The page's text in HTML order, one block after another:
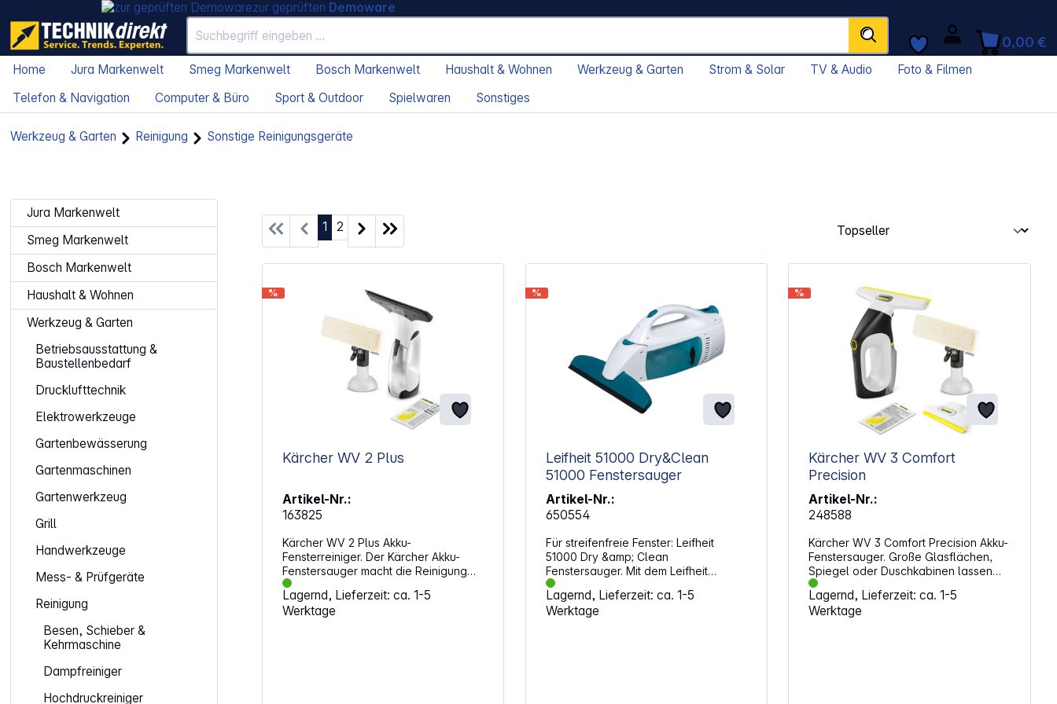
zur geprüften Demoware
0,00 €
Home Jura Markenwelt Smeg Markenwelt Bosch Markenwelt Haushalt & Wohnen Werkzeug & Garten Strom & Solar TV & Audio
Foto & Filmen
Telefon & Navigation
Computer & Büro Sport & Outdoor Spielwaren Sonstiges
Werkzeug & Garten Reinigung Sonstige Reinigungsgeräte
Jura Markenwelt
Smeg Markenwelt
Bosch Markenwelt
Haushalt & Wohnen
Werkzeug & Garten
Betriebsausstattung &
Baustellenbedarf
Drucklufttechnik
Elektrowerkzeuge
Gartenbewässerung
Gartenmaschinen
Gartenwerkzeug
Grill
Handwerkzeuge
Mess- & Prüfgeräte
Reinigung
Besen, Schieber &
Kehrmaschine
Dampfreiniger
Hochdruckreiniger
Seite
1 Seite
2
%
Kärcher WV 2 Plus
Artikel-Nr.:
163825
Kärcher WV 2 Plus Akku-
Fensterreiniger. Der Kärcher Akku-
Fenstersauger macht die Reinigung
zum Kinderspiel und spart jede
Menge Zeit und Mühe. Dank der
elektrischen Absaugung ist lästiges
Lagernd, Lieferzeit: ca. 1-5
Werktage
%
Leifheit 51000 Dry&Clean
51000 Fenstersauger
Artikel-Nr.:
650554
Für streifenfreie Fenster: Leifheit
51000 Dry &amp; Clean
Fenstersauger. Mit dem Leifheit
Aquanta Fenstersauger wird das
Fenster putzen, Fliesen und Spiegel
reinigen zum Kinderspiel. Das
Lagernd, Lieferzeit: ca. 1-5
Werktage
%
Kärcher WV 3 Comfort
Precision
Artikel-Nr.:
248588
Kärcher WV 3 Comfort Precision Akku-
Fenstersauger. Große Glasflächen,
Spiegel oder Duschkabinen lassen
sich schneller und ohne Tropfen
reinigen, wenn Wasser direkt
abgesaugt wird. Der Akku-
Lagernd, Lieferzeit: ca. 1-5
Werktage